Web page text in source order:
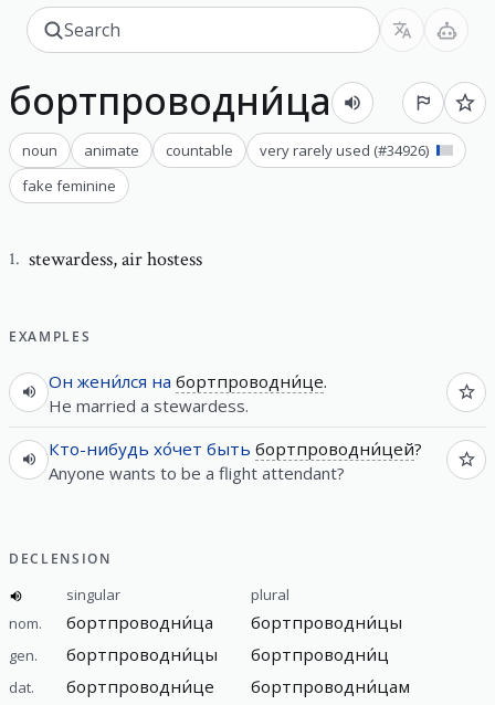
бортпроводни́ца
noun animate countable very rarely used (#34926)
fake feminine
1. stewardess,air hostess
EXAMPLES
Он жени́лся на бортпроводни́це.
He married a stewardess.
Кто-нибудь хо́чет быть бортпроводни́цей?
Anyone wants to be a flight attendant?
DECLENSION
singular
plural
nom.
бортпроводни́ца бортпроводни́цы
gen. бортпроводни́цы бортпроводни́ц
dat. бортпроводни́це бортпроводни́цам